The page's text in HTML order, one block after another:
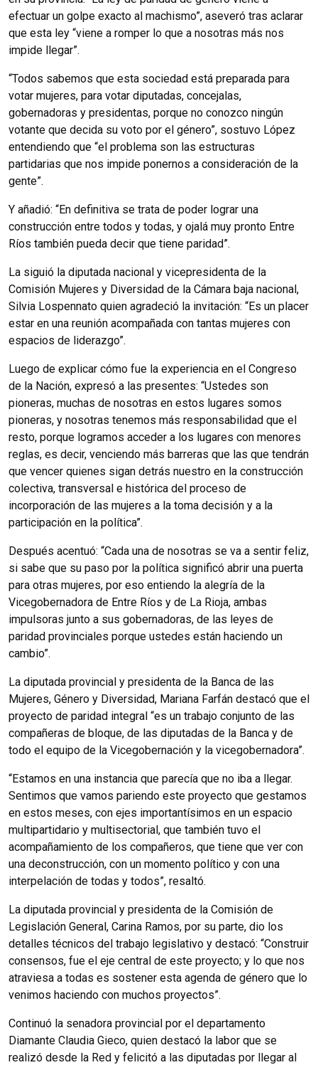
efectuar un golpe exacto al machismo”, aseveró tras aclarar
que esta ley “viene a romper lo que a nosotras más nos
impide llegar”.
“Todos sabemos que esta sociedad está preparada para
votar mujeres, para votar diputadas, concejalas,
gobernadoras y presidentas, porque no conozco ningún
votante que decida su voto por el género”, sostuvo López
entendiendo que “el problema son las estructuras
partidarias que nos impide ponernos a consideración de la
gente”.
Y añadió: “En definitiva se trata de poder lograr una
construcción entre todos y todas, y ojalá muy pronto Entre
Ríos también pueda decir que tiene paridad”.
La siguió la diputada nacional y vicepresidenta de la
Comisión Mujeres y Diversidad de la Cámara baja nacional,
Silvia Lospennato quien agradeció la invitación: “Es un placer
estar en una reunión acompañada con tantas mujeres con
espacios de liderazgo”.
Luego de explicar cómo fue la experiencia en el Congreso
de la Nación, expresó a las presentes: “Ustedes son
pioneras, muchas de nosotras en estos lugares somos
pioneras, y nosotras tenemos más responsabilidad que el
resto, porque logramos acceder a los lugares con menores
reglas, es decir, venciendo más barreras que las que tendrán
que vencer quienes sigan detrás nuestro en la construcción
colectiva, transversal e histórica del proceso de
incorporación de las mujeres a la toma decisión y a la
participación en la política”.
Después acentuó: “Cada una de nosotras se va a sentir feliz,
si sabe que su paso por la política significó abrir una puerta
para otras mujeres, por eso entiendo la alegría de la
Vicegobernadora de Entre Ríos y de La Rioja, ambas
impulsoras junto a sus gobernadoras, de las leyes de
paridad provinciales porque ustedes están haciendo un
cambio”.
La diputada provincial y presidenta de la Banca de las
Mujeres, Género y Diversidad, Mariana Farfán destacó que el
proyecto de paridad integral “es un trabajo conjunto de las
compañeras de bloque, de las diputadas de la Banca y de
todo el equipo de la Vicegobernación y la vicegobernadora”.
“Estamos en una instancia que parecía que no iba a llegar.
Sentimos que vamos pariendo este proyecto que gestamos
en estos meses, con ejes importantísimos en un espacio
multipartidario y multisectorial, que también tuvo el
acompañamiento de los compañeros, que tiene que ver con
una deconstrucción, con un momento político y con una
interpelación de todas y todos”, resaltó.
La diputada provincial y presidenta de la Comisión de
Legislación General, Carina Ramos, por su parte, dio los
detalles técnicos del trabajo legislativo y destacó: “Construir
consensos, fue el eje central de este proyecto; y lo que nos
atraviesa a todas es sostener esta agenda de género que lo
venimos haciendo con muchos proyectos”.
Continuó la senadora provincial por el departamento
Diamante Claudia Gieco, quien destacó la labor que se
realizó desde la Red y felicitó a las diputadas por llegar al